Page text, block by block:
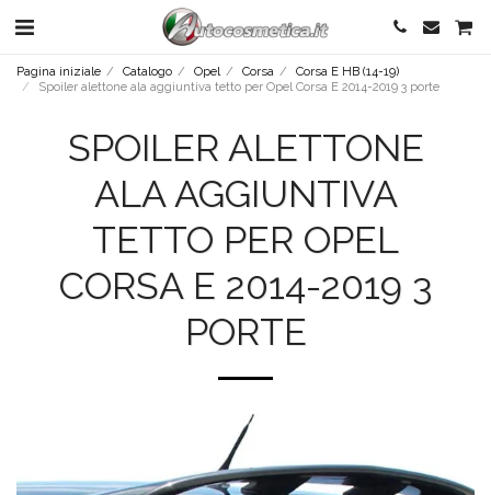
Pagina iniziale Catalogo Opel Corsa
Corsa E HB (14-19)
Spoiler alettone ala aggiuntiva tetto per Opel Corsa E 2014-2019 3 porte
SPOILER ALETTONE
ALA AGGIUNTIVA
TETTO PER OPEL
CORSA E 2014-2019 3
PORTE